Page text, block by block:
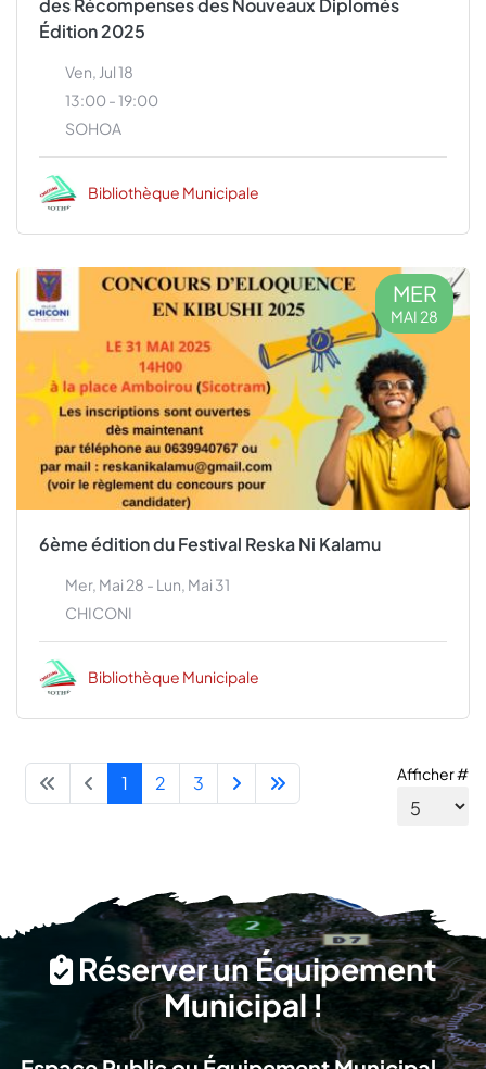
des Récompenses des Nouveaux Diplomés
Édition 2025
Ven, Jul 18
13:00 - 19:00
SOHOA
Bibliothèque Municipale
MER
MAI 28
6ème édition du Festival Reska Ni Kalamu
Mer, Mai 28 - Lun, Mai 31
CHICONI
Bibliothèque Municipale
Afficher #
1 2 3
Réserver un Équipement
Municipal !